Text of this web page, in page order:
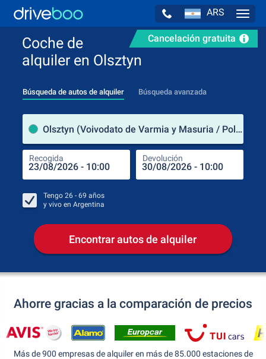
ARS
Cancelación gratuita
Coche de
alquiler en Olsztyn
Búsqueda de autos de alquiler Búsqueda avanzada
Olsztyn (Voivodato de Varmia y Masuria / Polonia)
Recogida Devolución
Tengo 26 - 69 años
y vivo en Argentina
Encontrar autos de alquiler
Ahorre gracias a la comparación de precios
Más de 900 empresas de alquiler en más de 85.000 estaciones de